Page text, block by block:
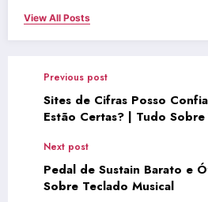
View All Posts
Previous post
Sites de Cifras Posso
Estão Certas? | Tudo
Next post
Pedal de Sustain Barato e
Sobre Teclado Musical